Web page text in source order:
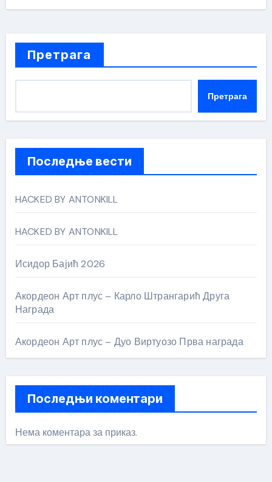
Претрага
Претрага
Последње вести
HACKED BY ANTONKILL
HACKED BY ANTONKILL
Исидор Бајић 2026
Акордеон Арт плус – Карло Штрангарић Друга
Награда
Акордеон Арт плус – Дуо Виртуозо Прва награда
Последњи коментари
Нема коментара за приказ.